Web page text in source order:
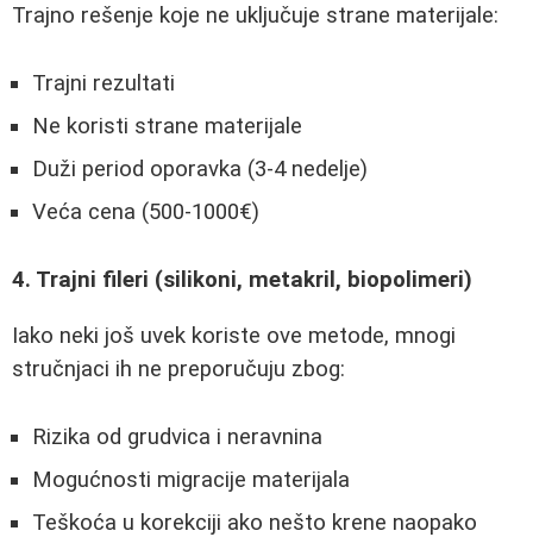
Trajno rešenje koje ne uključuje strane materijale:
Trajni rezultati
Ne koristi strane materijale
Duži period oporavka (3-4 nedelje)
Veća cena (500-1000€)
4. Trajni fileri (silikoni, metakril, biopolimeri)
Iako neki još uvek koriste ove metode, mnogi
stručnjaci ih ne preporučuju zbog:
Rizika od grudvica i neravnina
Mogućnosti migracije materijala
Teškoća u korekciji ako nešto krene naopako